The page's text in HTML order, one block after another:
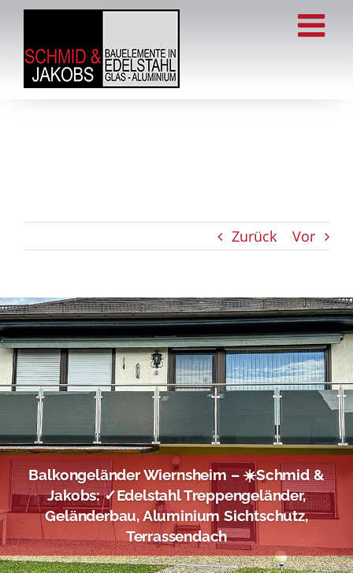
Zum
springen
Zurück Vor
Balkongeländer Wiernsheim – ☀️Schmid &
Jakobs: ✓Edelstahl Treppengeländer,
Geländerbau, Aluminium Sichtschutz,
Terrassendach